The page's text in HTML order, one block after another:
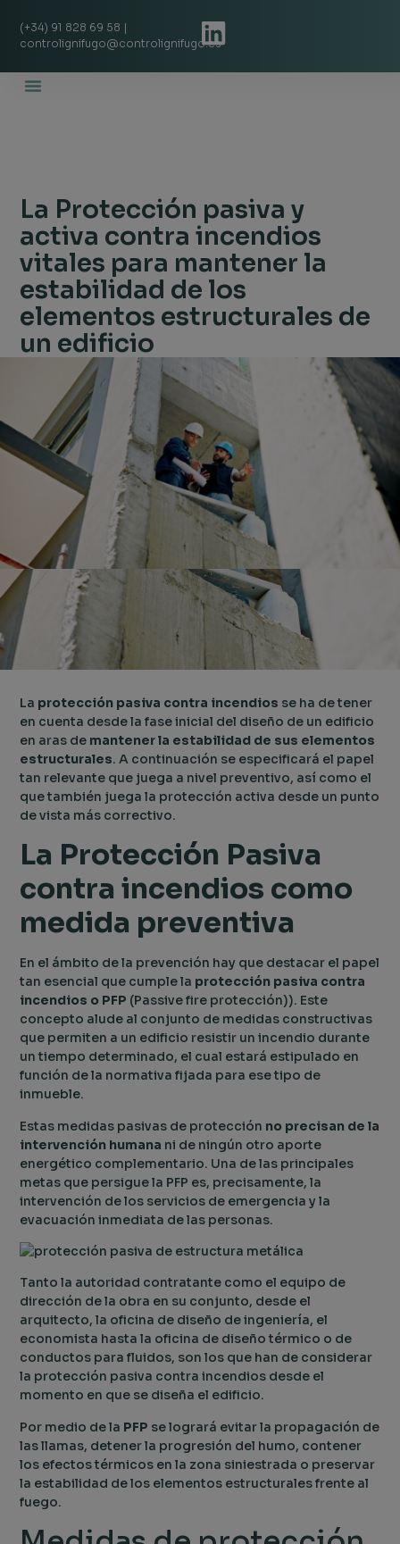
(+34) 91 828 69 58 |
controlignifugo@controlignifugo.es
La Protección pasiva y
activa contra incendios
vitales para mantener la
estabilidad de los
elementos estructurales de
un edificio
La protección pasiva contra incendios se ha de tener
en cuenta desde la fase inicial del diseño de un edificio
en aras de mantener la estabilidad de sus elementos
estructurales. A continuación se especificará el papel
tan relevante que juega a nivel preventivo, así como el
que también juega la protección activa desde un punto
de vista más correctivo.
La Protección Pasiva
contra incendios como
medida preventiva
En el ámbito de la prevención hay que destacar el papel
tan esencial que cumple la protección pasiva contra
incendios o PFP (Passive fire protección)). Este
concepto alude al conjunto de medidas constructivas
que permiten a un edificio resistir un incendio durante
un tiempo determinado, el cual estará estipulado en
función de la normativa fijada para ese tipo de
inmueble.
Estas medidas pasivas de protección no precisan de la
intervención humana ni de ningún otro aporte
energético complementario. Una de las principales
metas que persigue la PFP es, precisamente, la
intervención de los servicios de emergencia y la
evacuación inmediata de las personas.
Tanto la autoridad contratante como el equipo de
dirección de la obra en su conjunto, desde el
arquitecto, la oficina de diseño de ingeniería, el
economista hasta la oficina de diseño térmico o de
conductos para fluidos, son los que han de considerar
la protección pasiva contra incendios desde el
momento en que se diseña el edificio.
Por medio de la PFP se logrará evitar la propagación de
las llamas, detener la progresión del humo, contener
los efectos térmicos en la zona siniestrada o preservar
la estabilidad de los elementos estructurales frente al
fuego.